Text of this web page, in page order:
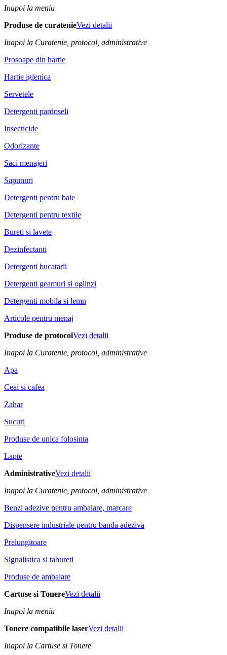
Inapoi la meniu
Produse de curatenieVezi detalii
Inapoi la Curatenie, protocol, administrative
Prosoape din hartie
Hartie igienica
Servetele
Detergenti pardoseli
Insecticide
Odorizante
Saci menajeri
Sapunuri
Detergenti pentru baie
Detergenti pentru textile
Bureti si lavete
Dezinfectanti
Detergenti bucatarii
Detergenti geamuri si oglinzi
Detergenti mobila si lemn
Articole pentru menaj
Produse de protocolVezi detalii
Inapoi la Curatenie, protocol, administrative
Apa
Ceai si cafea
Zahar
Sucuri
Produse de unica folosinta
Lapte
AdministrativeVezi detalii
Inapoi la Curatenie, protocol, administrative
Benzi adezive pentru ambalare, marcare
Dispensere industriale pentru banda adeziva
Prelungitoare
Signalistica si tabureti
Produse de ambalare
Cartuse si TonereVezi detalii
Inapoi la meniu
Tonere compatibile laserVezi detalii
Inapoi la Cartuse si Tonere